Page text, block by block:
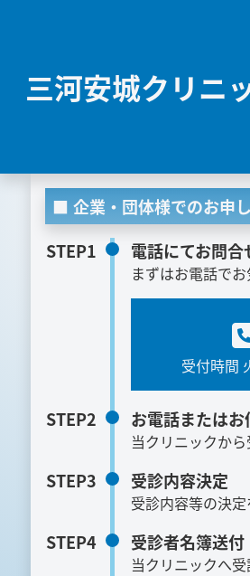
三河安城クリニ
企業・団体様でのお申
STEP1
電話にてお問合
まずはお電話で
受付時間
STEP2 お電話または
当クリニックから
STEP3 受診内容決定
受診内容等の決定
STEP4 受診者名簿送付
当クリニックへ